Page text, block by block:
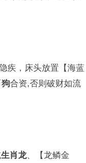
疾，床头放置【海蓝
合资,否则破财如流
生肖龙、【龙鳞金